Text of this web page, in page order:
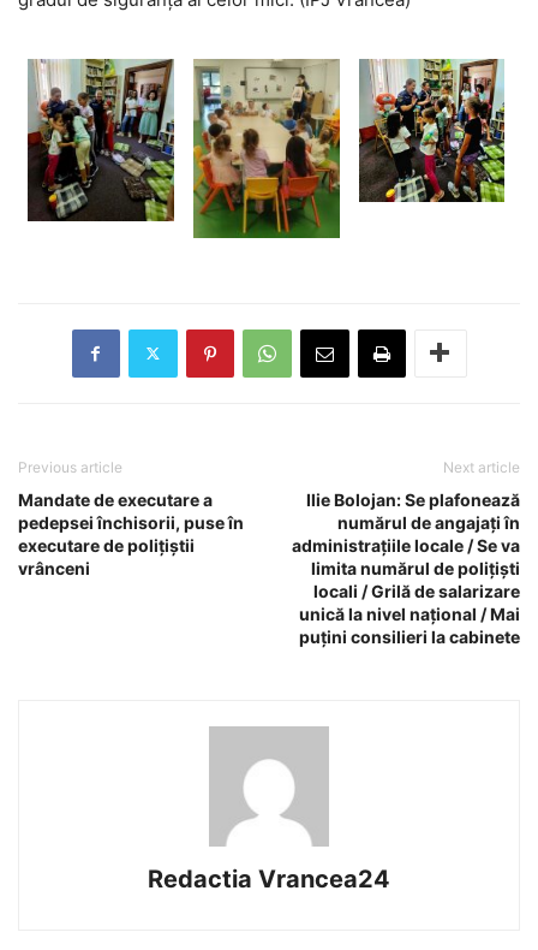
Previous article
Mandate de executare a
pedepsei închisorii, puse în
executare de polițiștii
vrânceni
Next article
Ilie Bolojan: Se plafonează
numărul de angajați în
administrațiile locale / Se va
limita numărul de polițiști
locali / Grilă de salarizare
unică la nivel național / Mai
puțini consilieri la cabinete
Redactia Vrancea24